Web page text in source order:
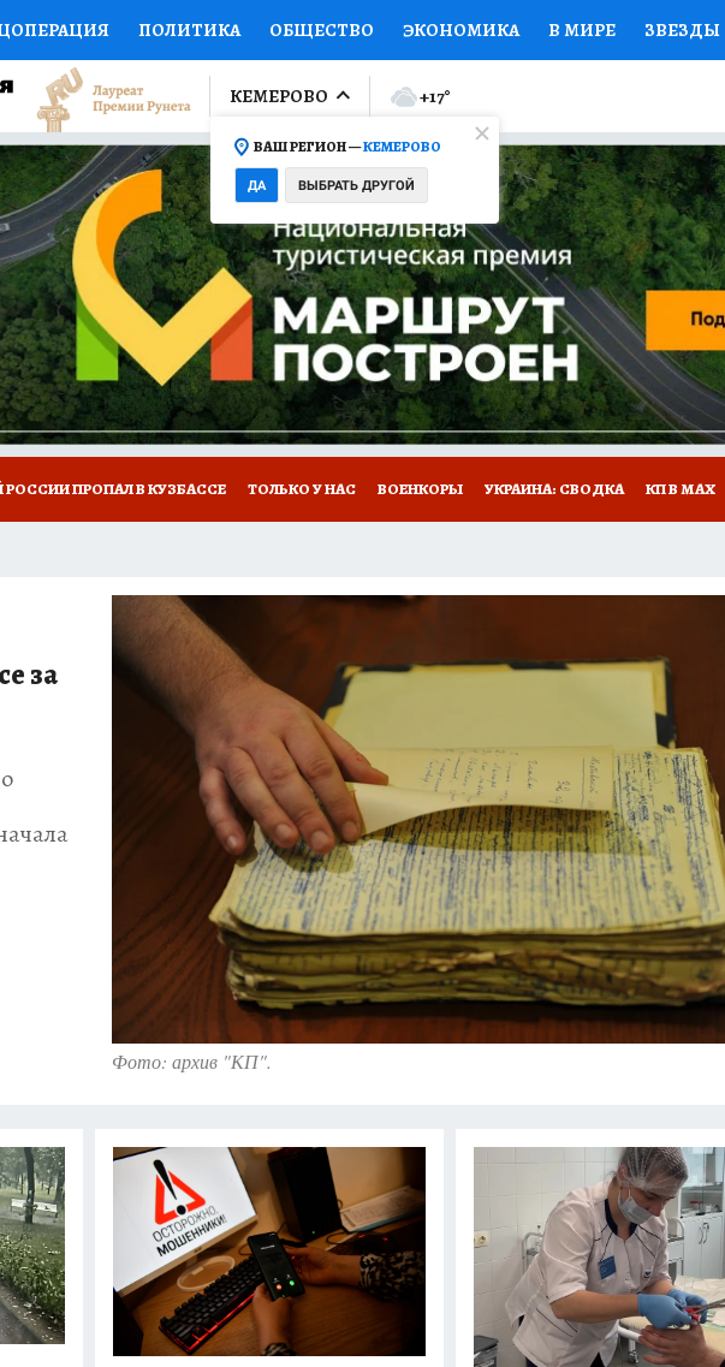
ПОЛИТИКА ОБЩЕСТВО ЭКОНОМИКА В МИРЕ ЗВЕЗДЫ
СПОРТ КОЛУМНИСТЫ ПРОИСШЕСТВИЯ
ФИНАНСЫ ОТКРЫВАЕМ МИР Я ЗНАЮ СЕМЬЯ ЖЕНСКИЕ
НА СПОРТ ПРОМОКОДЫ СЕРИАЛЫ СПЕЦПРОЕКТЫ
ТЕЛЕВИЗОР КОНКУРСЫ РАБОТА У НАС ГИД ПОТРЕБИТЕЛЯ
НА САЙТЕ
КЕМЕРОВО
ВАШ РЕГИОН —КЕМЕРОВО
ДА ВЫБРАТЬ ДРУГОЙ
+17°
РОССИИ ПРОПАЛ В КУЗБАССЕ ТОЛЬКО У НАС ВОЕНКОРЫ УКРАИНА: СВОДКА КП В МАХ
Фото: архив "КП".
за